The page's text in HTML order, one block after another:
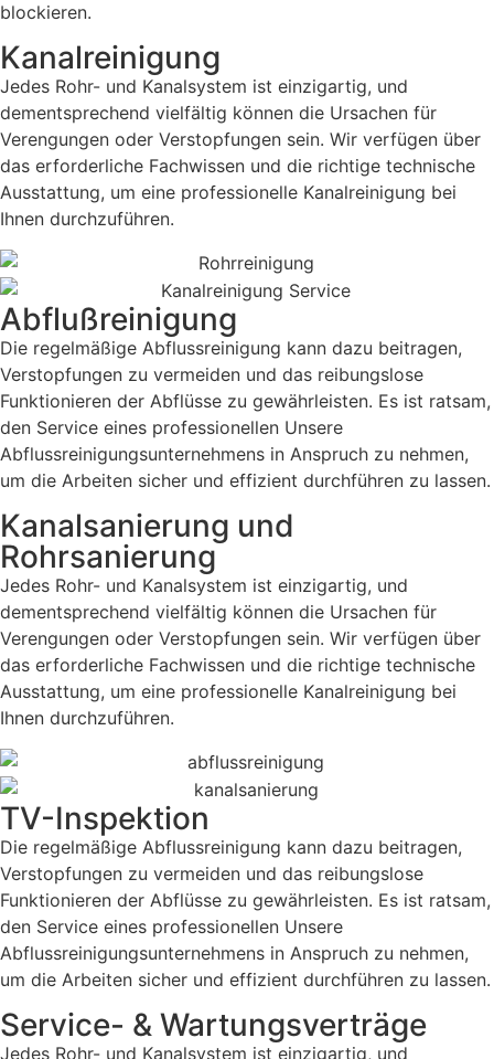
blockieren.
Kanalreinigung
Jedes Rohr- und Kanalsystem ist einzigartig, und
dementsprechend vielfältig können die Ursachen für
Verengungen oder Verstopfungen sein. Wir verfügen über
das erforderliche Fachwissen und die richtige technische
Ausstattung, um eine professionelle Kanalreinigung bei
Ihnen durchzuführen.
Abflußreinigung
Die regelmäßige Abflussreinigung kann dazu beitragen,
Verstopfungen zu vermeiden und das reibungslose
Funktionieren der Abflüsse zu gewährleisten. Es ist ratsam,
den Service eines professionellen Unsere
Abflussreinigungsunternehmens in Anspruch zu nehmen,
um die Arbeiten sicher und effizient durchführen zu lassen.
Kanalsanierung und
Rohrsanierung
Jedes Rohr- und Kanalsystem ist einzigartig, und
dementsprechend vielfältig können die Ursachen für
Verengungen oder Verstopfungen sein. Wir verfügen über
das erforderliche Fachwissen und die richtige technische
Ausstattung, um eine professionelle Kanalreinigung bei
Ihnen durchzuführen.
TV-Inspektion
Die regelmäßige Abflussreinigung kann dazu beitragen,
Verstopfungen zu vermeiden und das reibungslose
Funktionieren der Abflüsse zu gewährleisten. Es ist ratsam,
den Service eines professionellen Unsere
Abflussreinigungsunternehmens in Anspruch zu nehmen,
um die Arbeiten sicher und effizient durchführen zu lassen.
Service- & Wartungsverträge
Jedes Rohr- und Kanalsystem ist einzigartig, und